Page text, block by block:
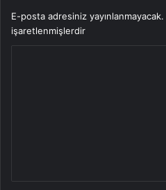
E-posta adresiniz yayınlanmayacak.
işaretlenmişlerdir